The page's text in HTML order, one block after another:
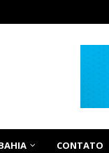
CONTATO